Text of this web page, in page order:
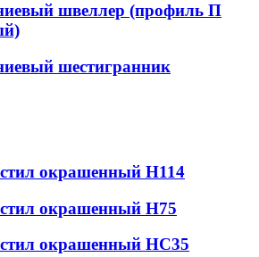
швеллер (профиль П
шестигранник
окрашенный Н114
окрашенный Н75
окрашенный НС35